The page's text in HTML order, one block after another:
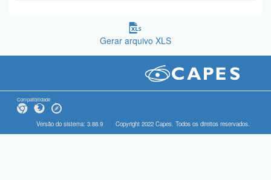
Gerar arquivo XLS
Compatibilidade
Versão do sistema: 3.88.9 Copyright 2022 Capes. Todos os direitos reservados.